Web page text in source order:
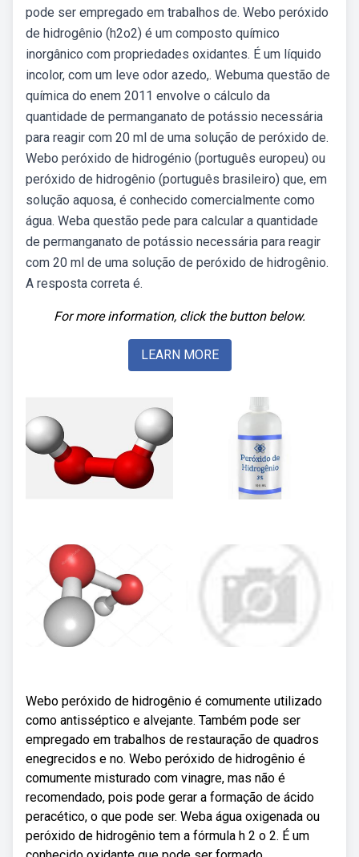
pode ser empregado em trabalhos de. Webo peróxido
de hidrogênio (h2o2) é um composto químico
inorgânico com propriedades oxidantes. É um líquido
incolor, com um leve odor azedo,. Webuma questão de
química do enem 2011 envolve o cálculo da
quantidade de permanganato de potássio necessária
para reagir com 20 ml de uma solução de peróxido de.
Webo peróxido de hidrogénio (português europeu) ou
peróxido de hidrogênio (português brasileiro) que, em
solução aquosa, é conhecido comercialmente como
água. Weba questão pede para calcular a quantidade
de permanganato de potássio necessária para reagir
com 20 ml de uma solução de peróxido de hidrogênio.
A resposta correta é.
For more information, click the button below.
LEARN MORE
Webo peróxido de hidrogênio é comumente utilizado
como antisséptico e alvejante. Também pode ser
empregado em trabalhos de restauração de quadros
enegrecidos e no. Webo peróxido de hidrogênio é
comumente misturado com vinagre, mas não é
recomendado, pois pode gerar a formação de ácido
peracético, o que pode ser. Weba água oxigenada ou
peróxido de hidrogênio tem a fórmula h 2 o 2. É um